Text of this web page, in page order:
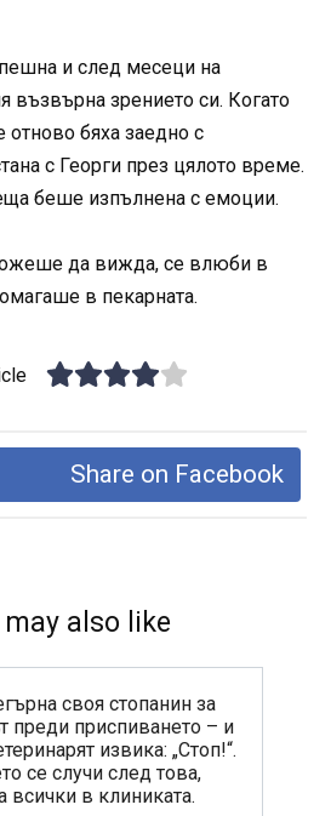
и след месеци на
възвърна зрението си. Когато
бяха заедно с
с Георги през цялото време.
беше изпълнена с емоции.
да вижда, се влюби в
в пекарната.
Share on Facebook
may also like
своя стопанин за
преди приспиването – и
извика: „Стоп!“.
се случи след това,
всички в клиниката.